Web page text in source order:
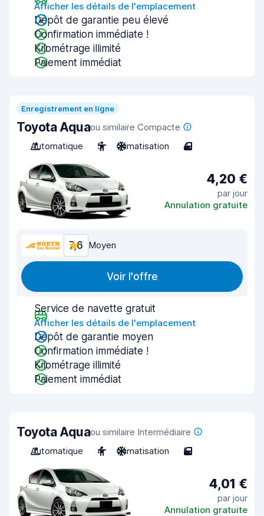
Afficher les détails de l'emplacement
Dépôt de garantie peu élevé
Confirmation immédiate !
Kilométrage illimité
Paiement immédiat
Enregistrement en ligne
Toyota Aquaou similaire Compacte
Automatique
5 Climatisation 4
4,20 €
par jour
Annulation gratuite
7,6 Moyen
Voir l'offre
Service de navette gratuit
Afficher les détails de l'emplacement
Dépôt de garantie moyen
Confirmation immédiate !
Kilométrage illimité
Paiement immédiat
Toyota Aquaou similaire Intermédiaire
Automatique
4 Climatisation 5
4,01 €
par jour
Annulation gratuite